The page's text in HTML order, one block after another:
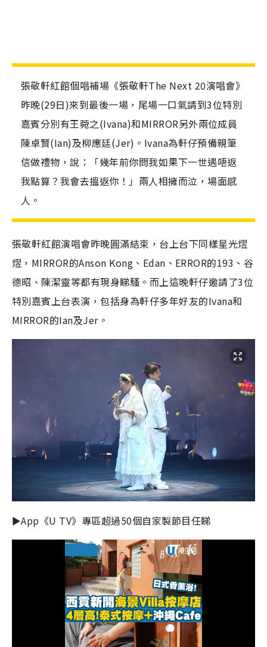
張敬軒紅館個唱補場《張敬軒The Next 20演唱會》
昨晚(29日)來到最後一場，尾場一口氣請到3位特別
嘉賓分別有王菀之(Ivana)和MIRROR另外兩位成員
陳卓賢(Ian)及柳應廷(Jer)。Ivana為軒仔預備親筆
信做禮物，說：「幾年前你問我如果下一世遇唔返
我點算？我會去搵返你！」兩人相擁而泣，場面感
人。
張敬軒紅館演唱會昨晚圓滿結束，台上台下同樣星光熤
熤，MIRROR的Anson Kong、Edan、ERROR的193、谷
德昭、陳潔靈等都有現身睇騷。而上這晚軒仔邀請了3位
特別嘉賓上台表演，包括身為軒仔多年好友的Ivana和
MIRROR的Ian及Jer。
►App《U TV》專區超過50個自家製節目任睇